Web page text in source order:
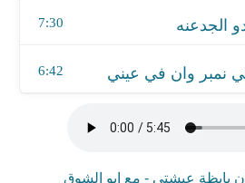
7:30
6:42
بايظة عيشتي - مع ابو الشوق